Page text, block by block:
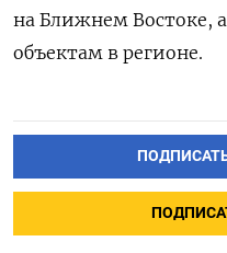
на Ближнем Востоке,
объектам в регионе.